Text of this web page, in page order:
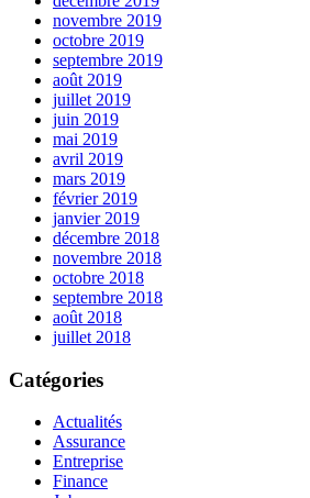
novembre 2019
octobre 2019
septembre 2019
août 2019
juillet 2019
juin 2019
mai 2019
avril 2019
mars 2019
février 2019
janvier 2019
décembre 2018
novembre 2018
octobre 2018
septembre 2018
août 2018
juillet 2018
Catégories
Actualités
Assurance
Entreprise
Finance